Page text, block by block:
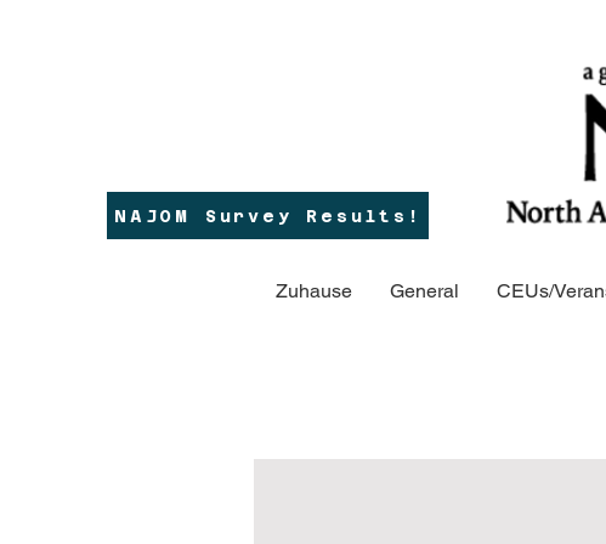
NAJOM Survey Results!
Zuhause General CEUs/